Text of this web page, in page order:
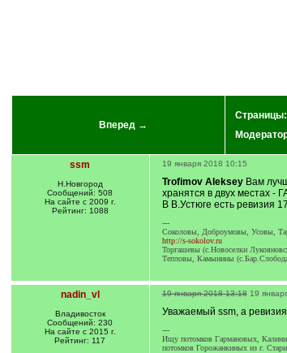
Вперед →
Страницы:
ssm
Н.Новгород
Сообщений: 508
На сайте с 2009 г.
Рейтинг: 1088
19 января 2018 10:15
Trofimov AlekseyВам
хранятся в двух местах -
В В.Устюге есть ревизия
---
Соколовы, Доброумовы, Усовы,
http://s-sokolov.ru
Торгашевы (с.Новоселки
Тепловы, Камынины
nadin_vl
Владивосток
Сообщений: 230
На сайте с 2015 г.
Рейтинг: 117
19 января 2018 13:18 19
Уважаемый ssm, а
---
Ищу потомков Гармановых,
потомков Горожанкиных из г.